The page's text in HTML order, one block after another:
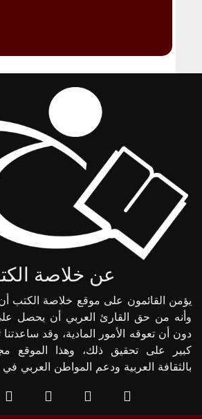
عن خلاصة
يؤمن القائمون على موقع خلاصة الكتب
وأنه من حق القارئ العربي أن يحصل
دون أن تعوقه الأمور المادية، وقد
كبير على تحقيق ذلك، وهذا الموقع
بالثقافة العربية ودعم المواطن العربي